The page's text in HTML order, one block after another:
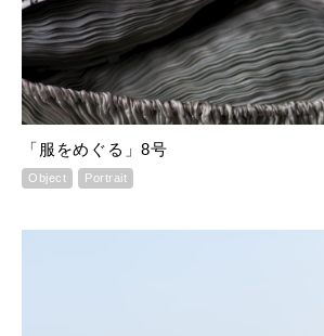
「服をめぐる」8号
Object Portrait